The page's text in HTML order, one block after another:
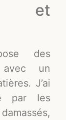
et
des
avec un
J’ai
par les